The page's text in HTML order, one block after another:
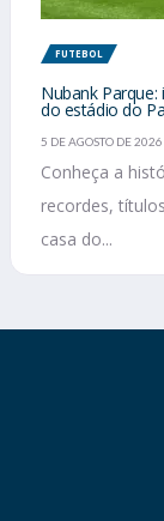
FUTEBOL
Nubank
do estádio do
5 DE AGOSTO DE 2026
Conheça a
recordes,
casa do...